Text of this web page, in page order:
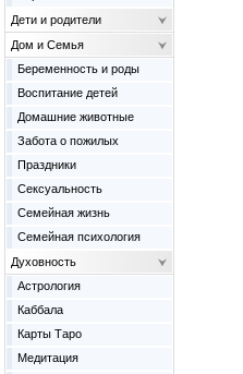
Дети и родители
Дом и Семья
Беременность и роды
Воспитание детей
Домашние животные
Забота о пожилых
Праздники
Сексуальность
Семейная жизнь
Семейная психология
Духовность
Астрология
Каббала
Карты Таро
Медитация